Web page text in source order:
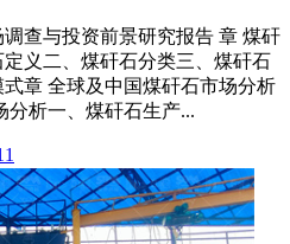
查与投资前景研究报告 章 煤矸
义二、煤矸石分类三、煤矸石
章 全球及中国煤矸石市场分析
分析一、煤矸石生产...